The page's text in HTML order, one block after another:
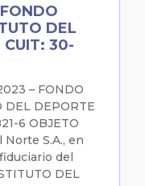
DEL
CUIT: 30-
– FONDO
DEL DEPORTE
6 OBJETO
Norte S.A., en
del
DEL